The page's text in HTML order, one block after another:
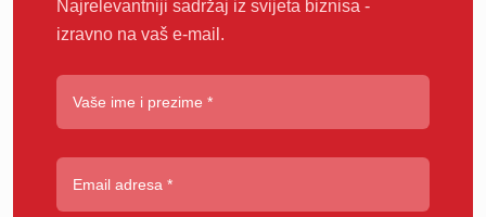
Najrelevantniji sadržaj iz svijeta biznisa -
izravno na vaš e-mail.